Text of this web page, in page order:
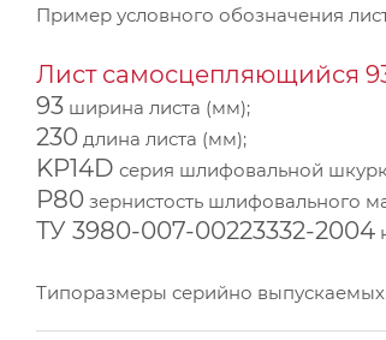
Пример условного обозначения
Лист самосцепляющийся
93 ширина листа (мм);
230 длина листа (мм);
KP14D серия шлифовальной
Р80 зернистость шлифовального
ТУ 3980-007-00223332-2004
Типоразмеры серийно